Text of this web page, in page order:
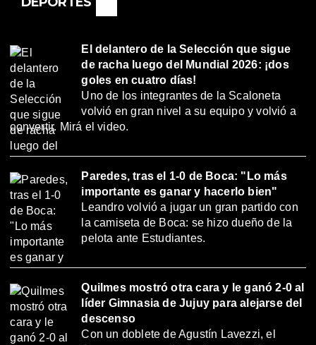
El delantero de la Selección que sigue
de racha luego del Mundial 2026: ¡dos
goles en cuatro días!
Uno de los integrantes de la Scaloneta
volvió en gran nivel a su equipo y volvió a
convertir. Mirá el video.
Paredes, tras el 1-0 de Boca: "Lo más
importante es ganar y hacerlo bien"
Leandro volvió a jugar un gran partido con
la camiseta de Boca: se hizo dueño de la
pelota ante Estudiantes.
Quilmes mostró otra cara y le ganó 2-0 al
líder Gimnasia de Jujuy para alejarse del
descenso
Con un doblete de Agustín Lavezzi, el